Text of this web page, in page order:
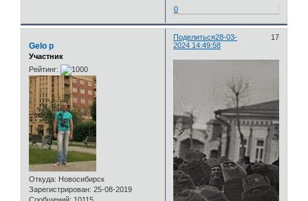
0
Поделиться 17
28-03-
2024 14:49:58
Gelo p
Участник
Рейтинг:
Откуда: Новосибирск
Зарегистрирован: 25-08-2019